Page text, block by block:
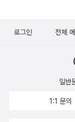
로그인 전체
일반
1:1 문의